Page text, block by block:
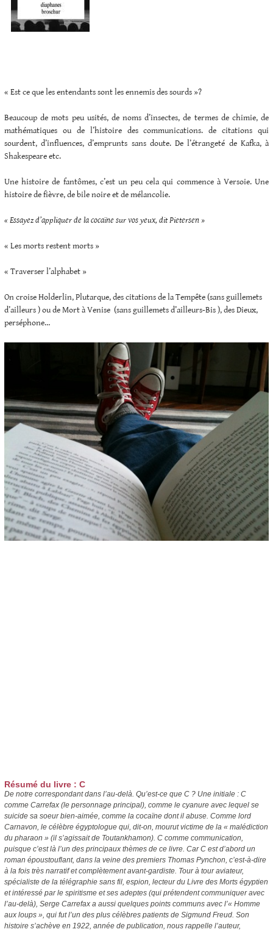
« Est ce que les entendants sont les ennemis des sourds »?
Beaucoup de mots peu usités, de noms d’insectes, de termes de chimie, de
mathématiques ou de l’histoire des communications. de citations qui
sourdent, d’influences, d’emprunts sans doute. De l’étrangeté de Kafka, à
Shakespeare etc.
Une histoire de fantômes, c’est un peu cela qui commence à Versoie. Une
histoire de fièvre, de bile noire et de mélancolie.
« Essayez d’appliquer de la cocaïne sur vos yeux, dit Pietersen »
« Les morts restent morts »
« Traverser l’alphabet »
On croise Holderlin, Plutarque, des citations de la Tempête (sans guillemets
d’ailleurs ) ou de Mort à Venise (sans guillemets d’ailleurs-Bis ), des Dieux,
perséphone…
Résumé du livre : C
De notre correspondant dans l’au-delà. Qu’est-ce que C ? Une initiale : C
comme Carrefax (le personnage principal), comme le cyanure avec lequel se
suicide sa soeur bien-aimée, comme la cocaïne dont il abuse. Comme lord
Carnavon, le célèbre égyptologue qui, dit-on, mourut victime de la « malédiction
du pharaon » (il s’agissait de Toutankhamon). C comme communication,
puisque c’est là l’un des principaux thèmes de ce livre. Car C est d’abord un
roman époustouflant, dans la veine des premiers Thomas Pynchon, c’est-à-dire
à la fois très narratif et complètement avant-gardiste. Tour à tour aviateur,
spécialiste de la télégraphie sans fil, espion, lecteur du Livre des Morts égyptien
et intéressé par le spiritisme et ses adeptes (qui prétendent communiquer avec
l’au-delà), Serge Carrefax a aussi quelques points communs avec l’« Homme
aux loups », qui fut l’un des plus célèbres patients de Sigmund Freud. Son
histoire s’achève en 1922, année de publication, nous rappelle l’auteur,